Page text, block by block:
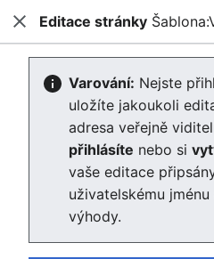
Enviwiki
Editace stránky
podkategorie
Editor se nyní načte. Pokud
několika sekundách, prosím
ZavřítEditace stránky
Varování: Nejste
uložíte jakoukoli
adresa veřejně
přihlásíte nebo si
vaše editace
uživatelskému
výhody.